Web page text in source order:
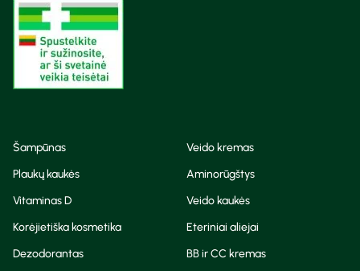
Šampūnas
Veido kremas
Plaukų kaukės
Aminorūgštys
Vitaminas D
Veido kaukės
Korėjietiška kosmetika
Eteriniai aliejai
Dezodorantas
BB ir CC kremas